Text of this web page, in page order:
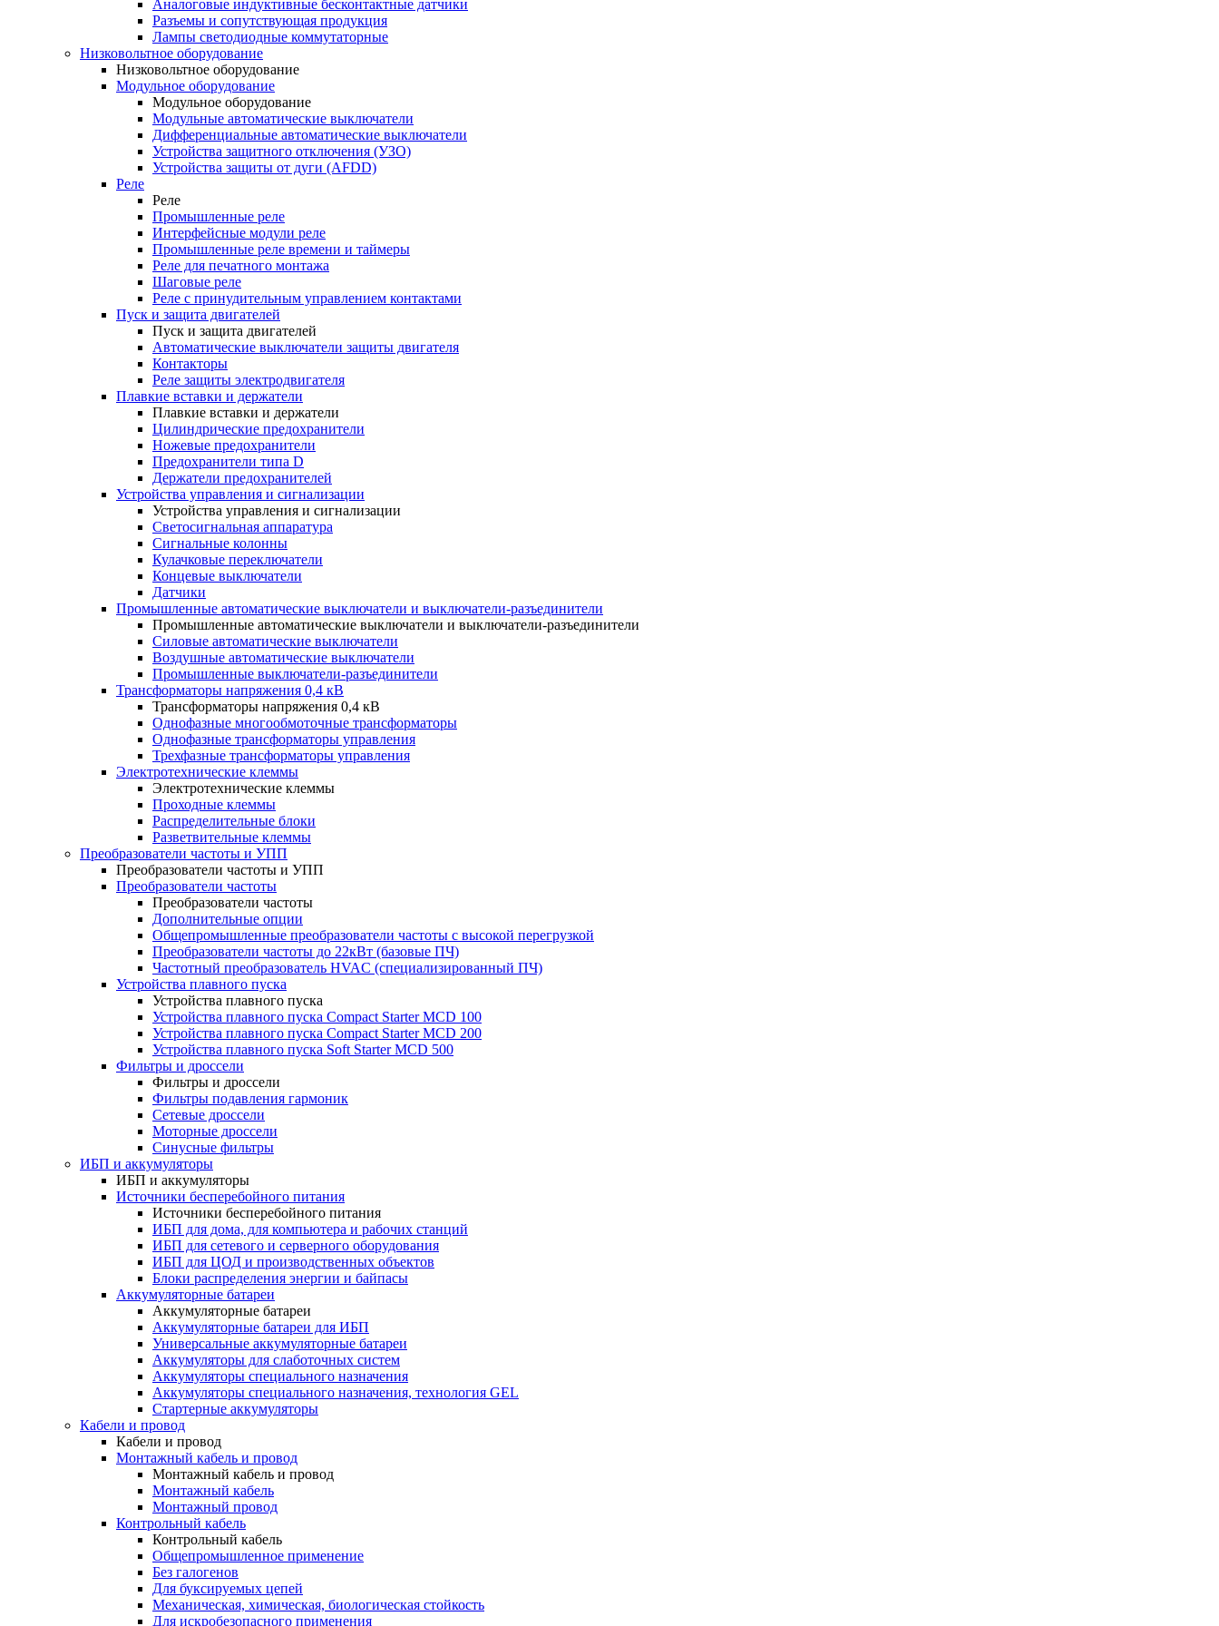
Аналоговые индуктивные бесконтактные датчики
Разъемы и сопутствующая продукция
Лампы светодиодные коммутаторные
Низковольтное оборудование
Низковольтное оборудование
Модульное оборудование
Модульное оборудование
Модульные автоматические выключатели
Дифференциальные автоматические выключатели
Устройства защитного отключения (УЗО)
Устройства защиты от дуги (AFDD)
Реле
Реле
Промышленные реле
Интерфейсные модули реле
Промышленные реле времени и таймеры
Реле для печатного монтажа
Шаговые реле
Реле с принудительным управлением контактами
Пуск и защита двигателей
Пуск и защита двигателей
Автоматические выключатели защиты двигателя
Контакторы
Реле защиты электродвигателя
Плавкие вставки и держатели
Плавкие вставки и держатели
Цилиндрические предохранители
Ножевые предохранители
Предохранители типа D
Держатели предохранителей
Устройства управления и сигнализации
Устройства управления и сигнализации
Светосигнальная аппаратура
Сигнальные колонны
Кулачковые переключатели
Концевые выключатели
Датчики
Промышленные автоматические выключатели и выключатели-разъединители
Промышленные автоматические выключатели и выключатели-разъединители
Силовые автоматические выключатели
Воздушные автоматические выключатели
Промышленные выключатели-разъединители
Трансформаторы напряжения 0,4 кВ
Трансформаторы напряжения 0,4 кВ
Однофазные многообмоточные трансформаторы
Однофазные трансформаторы управления
Трехфазные трансформаторы управления
Электротехнические клеммы
Электротехнические клеммы
Проходные клеммы
Распределительные блоки
Разветвительные клеммы
Преобразователи частоты и УПП
Преобразователи частоты и УПП
Преобразователи частоты
Преобразователи частоты
Дополнительные опции
Общепромышленные преобразователи частоты с высокой перегрузкой
Преобразователи частоты до 22кВт (базовые ПЧ)
Частотный преобразователь HVAC (специализированный ПЧ)
Устройства плавного пуска
Устройства плавного пуска
Устройства плавного пуска Compact Starter MCD 100
Устройства плавного пуска Compact Starter MCD 200
Устройства плавного пуска Soft Starter MCD 500
Фильтры и дроссели
Фильтры и дроссели
Фильтры подавления гармоник
Сетевые дроссели
Моторные дроссели
Синусные фильтры
ИБП и аккумуляторы
ИБП и аккумуляторы
Источники бесперебойного питания
Источники бесперебойного питания
ИБП для дома, для компьютера и рабочих станций
ИБП для сетевого и серверного оборудования
ИБП для ЦОД и производственных объектов
Блоки распределения энергии и байпасы
Аккумуляторные батареи
Аккумуляторные батареи
Аккумуляторные батареи для ИБП
Универсальные аккумуляторные батареи
Аккумуляторы для слаботочных систем
Аккумуляторы специального назначения
Аккумуляторы специального назначения, технология GEL
Стартерные аккумуляторы
Кабели и провод
Кабели и провод
Монтажный кабель и провод
Монтажный кабель и провод
Монтажный кабель
Монтажный провод
Контрольный кабель
Контрольный кабель
Общепромышленное применение
Без галогенов
Для буксируемых цепей
Механическая, химическая, биологическая стойкость
Для искробезопасного применения